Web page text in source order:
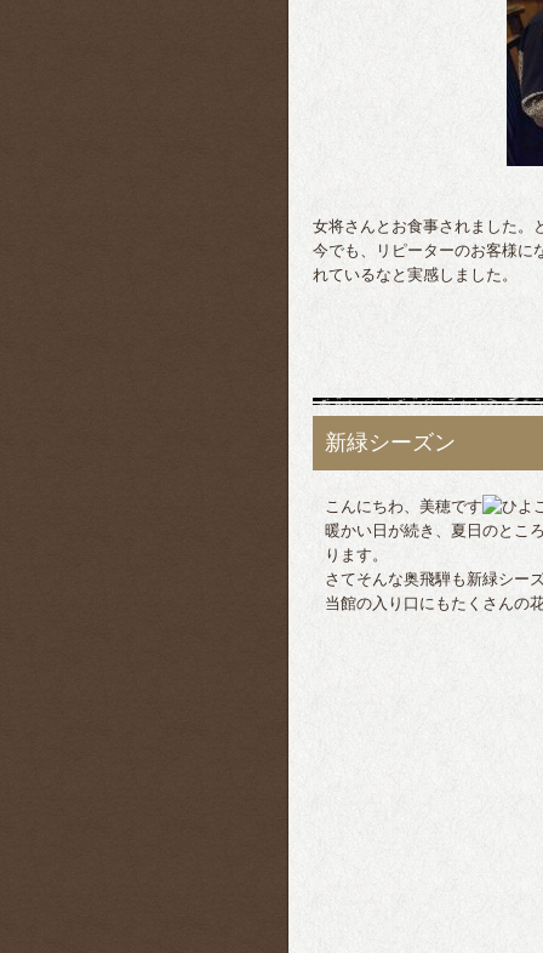
女将さんとお食事されました。
今でも、リピーターのお客様に
れているなと実感しました。
新緑シーズン
こんにちわ、美穂です
暖かい日が続き、夏日のとこ
ります。
さてそんな奥飛騨も新緑シー
当館の入り口にもたくさんの